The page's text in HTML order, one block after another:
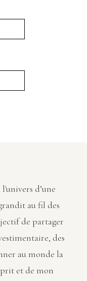
d’une
au fil des
de partager
des
au monde la
et de mon